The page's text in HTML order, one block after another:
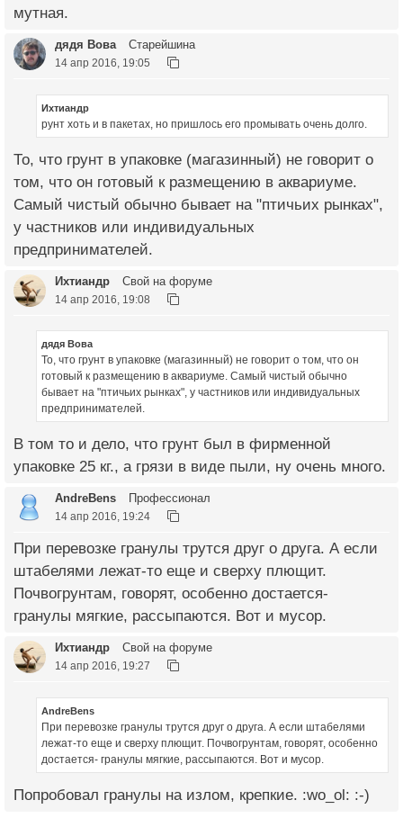
мутная.
дядя Вова Старейшина
14 апр 2016, 19:05
Ихтиандр
рунт хоть и в пакетах, но пришлось его промывать очень долго.
То, что грунт в упаковке (магазинный) не говорит о
том, что он готовый к размещению в аквариуме.
Самый чистый обычно бывает на "птичьих рынках",
у частников или индивидуальных
предпринимателей.
Ихтиандр Свой на форуме
14 апр 2016, 19:08
дядя Вова
То, что грунт в упаковке (магазинный) не говорит о том, что он
готовый к размещению в аквариуме. Самый чистый обычно
бывает на "птичьих рынках", у частников или индивидуальных
предпринимателей.
В том то и дело, что грунт был в фирменной
упаковке 25 кг., а грязи в виде пыли, ну очень много.
AndreBens Профессионал
14 апр 2016, 19:24
При перевозке гранулы трутся друг о друга. А если
штабелями лежат-то еще и сверху плющит.
Почвогрунтам, говорят, особенно достается-
гранулы мягкие, рассыпаются. Вот и мусор.
Ихтиандр Свой на форуме
14 апр 2016, 19:27
AndreBens
При перевозке гранулы трутся друг о друга. А если штабелями
лежат-то еще и сверху плющит. Почвогрунтам, говорят, особенно
достается- гранулы мягкие, рассыпаются. Вот и мусор.
Попробовал гранулы на излом, крепкие. :wo_ol: :-)